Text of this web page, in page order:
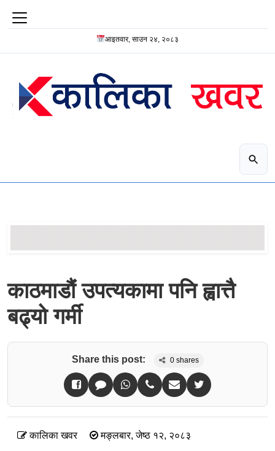
आइतवार, साउन २४, २०८३
काठमाडौं उपत्यकामा पनि ह्वात्तै
बढ्यो गर्मी
Share this post: 0 shares
कालिका खवर मङ्लबार, जेष्ठ १२, २०८३